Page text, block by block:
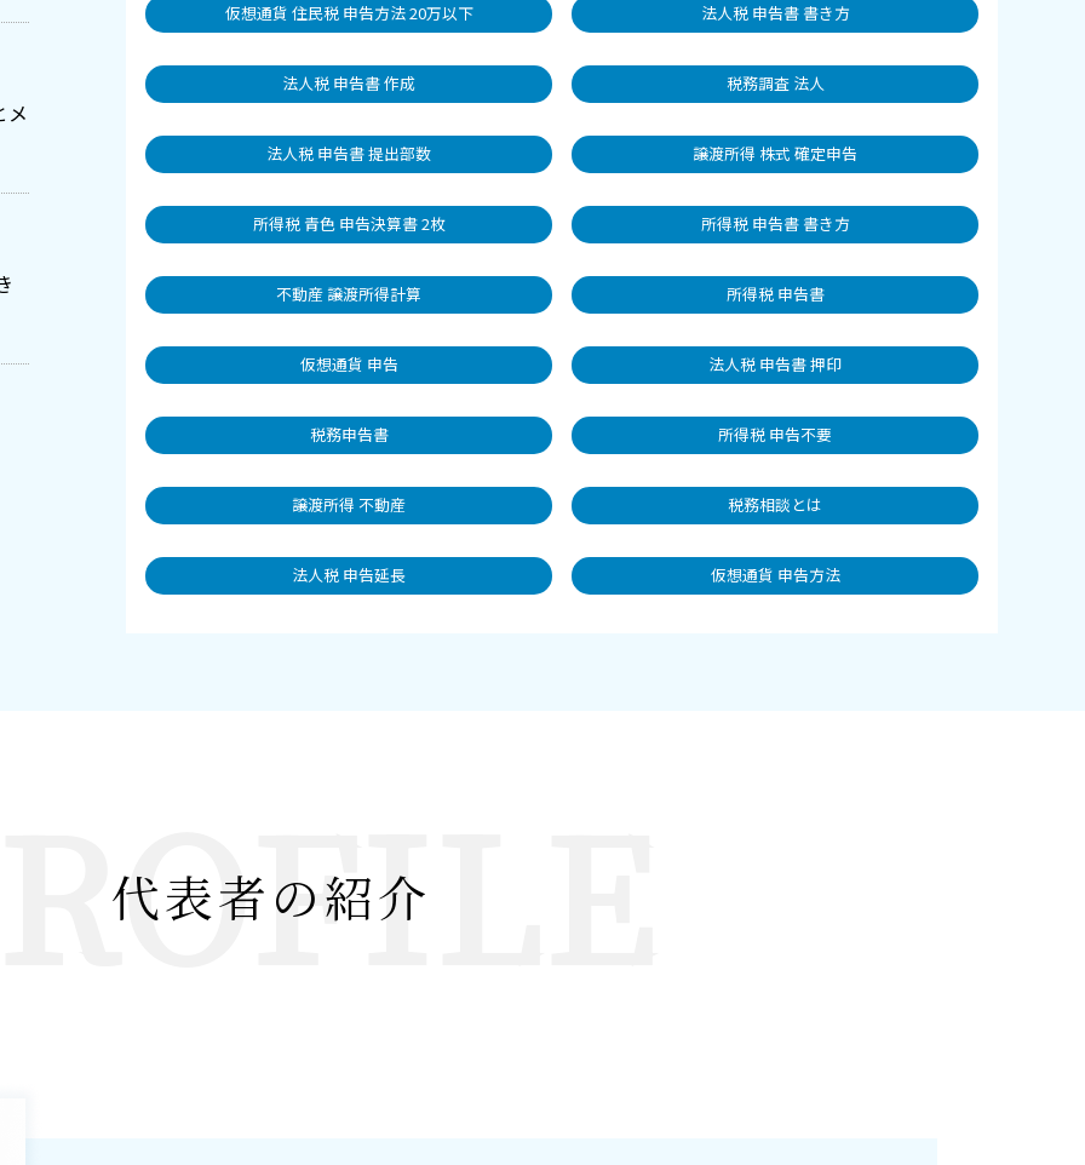
メ
仮想通貨 住民税 申告方法 20万以下 法人税 申告書 書き方
法人税 申告書 作成 税務調査 法人
法人税 申告書 提出部数 譲渡所得 株式 確定申告
所得税 青色 申告決算書 2枚 所得税 申告書 書き方
不動産 譲渡所得計算 所得税 申告書
仮想通貨 申告 法人税 申告書 押印
税務申告書 所得税 申告不要
譲渡所得 不動産 税務相談とは
法人税 申告延長 仮想通貨 申告方法
代表者の紹介